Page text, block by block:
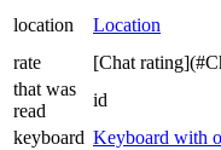
location Location
rate
[Chat
that was
read
id
keyboard Keyboard with